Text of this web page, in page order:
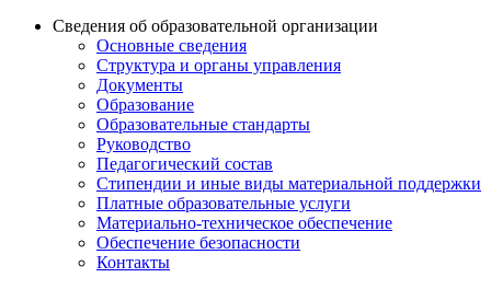
Сведения об образовательной организации
Основные сведения
Структура и органы управления
Документы
Образование
Образовательные стандарты
Руководство
Педагогический состав
Стипендии и иные виды материальной поддержки
Платные образовательные услуги
Материально-техническое обеспечение
Обеспечение безопасности
Контакты